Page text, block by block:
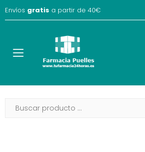
Envíos gratis a partir de 40€
Toggle